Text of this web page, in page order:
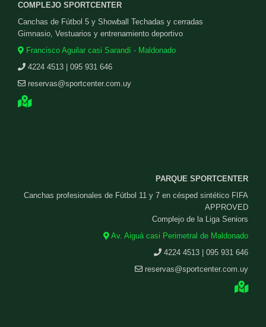
COMPLEJO SPORTCENTER
Canchas de Fútbol 5 y Showball Techadas y cerradas
Gimnasio, Vestuarios y entrenamiento deportivo
Francisco Aguilar casi Sarandí - Maldonado
4224 4513 | 095 931 646
reservas@sportcenter.com.uy
PARQUE SPORTCENTER
Canchas profesionales de Fútbol 11 y 7 en césped sintético FIFA
APPROVED
Complejo de la Liga Seniors
Av. Aiguá casi Perimetral de Maldonado
4224 4513 | 095 931 646
reservas@sportcenter.com.uy